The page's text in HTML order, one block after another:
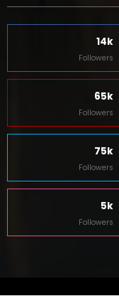
14k
Followers
65k
Followers
75k
Followers
5k
Followers